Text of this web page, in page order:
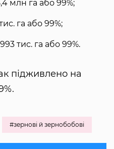
млн га або 99%;
га або 99%;
тис. га або 99%.
підживлено на
#зернові й зернобобові